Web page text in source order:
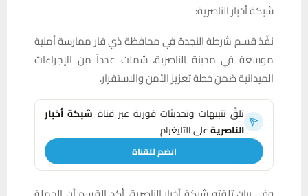
شبكة أخبار الناصرية:
نفّذ قسم شرطة النجدة في محافظة ذي قار ممارسة أمنية
موسعة في مدينة الناصرية، شملت عدداً من الإجراءات
الميدانية ضمن خطة تعزيز الأمن والاستقرار.
تلقَّ تنبيهات وتحديثات فورية عبر قناة شبكة أخبار
الناصريةعلى التليغرام
انضم للقناة